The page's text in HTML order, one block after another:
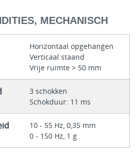
MECHANISCH
Horizontaal opgehangen
Verticaal staand
Vrije ruimte > 50 mm
3 schokken
Schokduur: 11 ms
10 - 55 Hz, 0,35 mm
0 - 150 Hz, 1 g